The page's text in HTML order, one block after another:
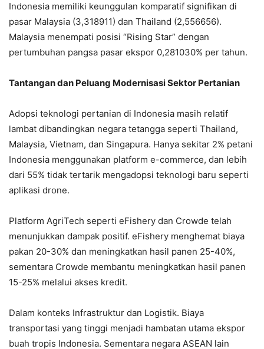
Indonesia memiliki keunggulan komparatif signifikan di
pasar Malaysia (3,318911) dan Thailand (2,556656).
Malaysia menempati posisi “Rising Star” dengan
pertumbuhan pangsa pasar ekspor 0,281030% per tahun.
Tantangan dan Peluang Modernisasi Sektor Pertanian
Adopsi teknologi pertanian di Indonesia masih relatif
lambat dibandingkan negara tetangga seperti Thailand,
Malaysia, Vietnam, dan Singapura. Hanya sekitar 2% petani
Indonesia menggunakan platform e-commerce, dan lebih
dari 55% tidak tertarik mengadopsi teknologi baru seperti
aplikasi drone.
Platform AgriTech seperti eFishery dan Crowde telah
menunjukkan dampak positif. eFishery menghemat biaya
pakan 20-30% dan meningkatkan hasil panen 25-40%,
sementara Crowde membantu meningkatkan hasil panen
15-25% melalui akses kredit.
Dalam konteks Infrastruktur dan Logistik. Biaya
transportasi yang tinggi menjadi hambatan utama ekspor
buah tropis Indonesia. Sementara negara ASEAN lain